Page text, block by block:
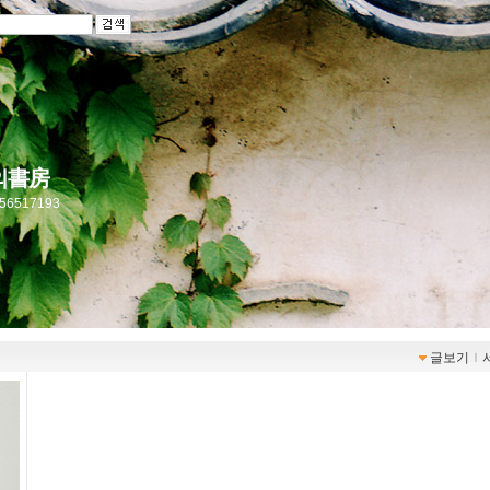
書房
글보기 ｌ